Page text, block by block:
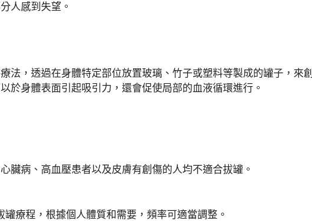
人感到失望。
法，透過在身體特定部位放置玻璃、竹子或塑料等製成的罐子，來創
於身體表面引起吸引力，還會促使局部的血液循環進行。
臟病、高血壓患者以及皮膚有創傷的人均不適合拔罐。
療程，根據個人體質和需要，頻率可適當調整。